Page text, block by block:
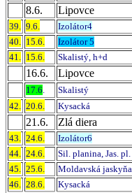
8.6. Lipovce
39. 9.6. Izolátor4
40.
15.6. Izolátor 5
41.
15.6. Skalistý, h+d
16.6. Lipovce
17.6 Skalistý
42.
20.6. Kysacká
21.6. Zlá diera
43. 24.6. Izolátor6
44.
24.6. Sil. planina, Jas. pl.
45.
25.6. Moldavská jaskyňa
46.
28.6. Kysacká